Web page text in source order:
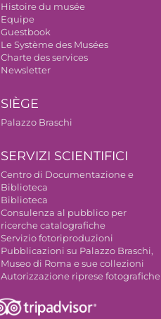
Histoire du musée
Equipe
Guestbook
Le Système des Musées
Charte des services
Newsletter
SIÈGE
Palazzo Braschi
SERVIZI SCIENTIFICI
Centro di Documentazione e
Biblioteca
Biblioteca
Consulenza al pubblico per
ricerche catalografiche
Servizio fotoriproduzioni
Pubblicazioni su Palazzo Braschi,
Museo di Roma e sue collezioni
Autorizzazione riprese fotografiche